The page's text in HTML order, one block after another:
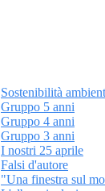
Sostenibilità
Gruppo 5 anni
Gruppo 4 anni
Gruppo 3 anni
I nostri 25 aprile
Falsi d'autore
"Una finestra sul